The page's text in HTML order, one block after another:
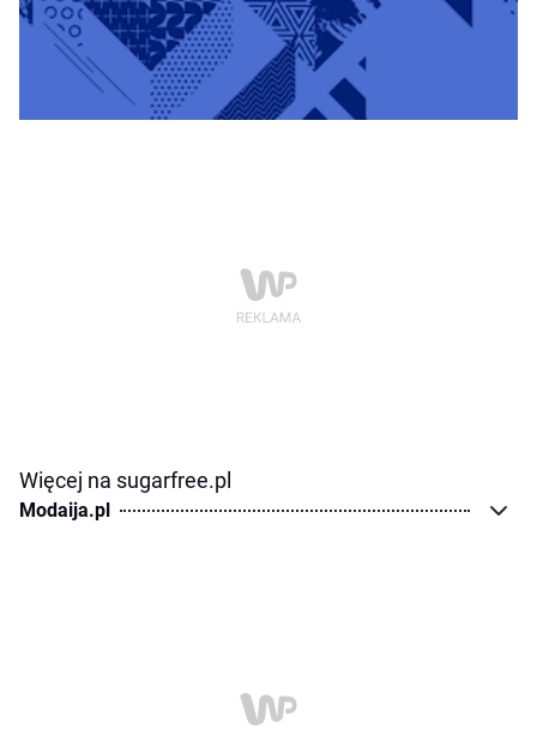
Więcej na sugarfree.pl
Modaija.pl